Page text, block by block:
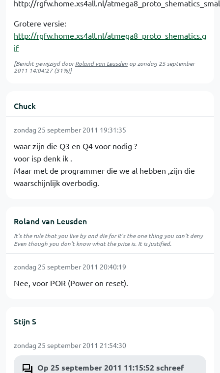
Grotere versie:
http://rgfw.home.xs4all.nl/atmega8_proto_shematics.g
if
[Bericht gewijzigd doorRoland van Leusden op zondag 25 september
2011 14:04:27(31%)]
Chuck
zondag 25 september 2011 19:31:35
waar zijn die Q3 en Q4 voor nodig ?
voor isp denk ik .
Maar met de programmer die we al hebben ,zijn die
waarschijnlijk overbodig.
Roland van Leusden
It's the rule that you live by and die for It's the one thing you can't deny
Even though you don't know what the price is. It is justified.
zondag 25 september 2011 20:40:19
Nee, voor POR (Power on reset).
Stijn S
zondag 25 september 2011 21:54:30
Op 25 september 2011 11:15:52 schreef